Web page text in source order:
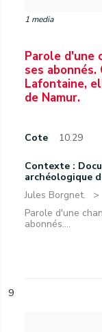
1 media
Parole d'une
ses abonnés.
Lafontaine,
de Namur.
Cote 10.29
Contexte :
archéologique
Jules Borgnet.
Parole d'une
abonnés....
9